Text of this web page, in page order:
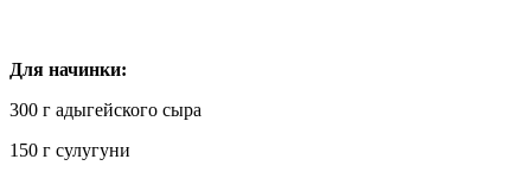
Для начинки:
300 г адыгейского сыра
150 г сулугуни